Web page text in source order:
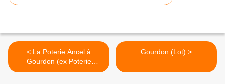
< La Poterie Ancel à
Gourdon (ex Poterie
d'Orcières)
Gourdon (Lot) >